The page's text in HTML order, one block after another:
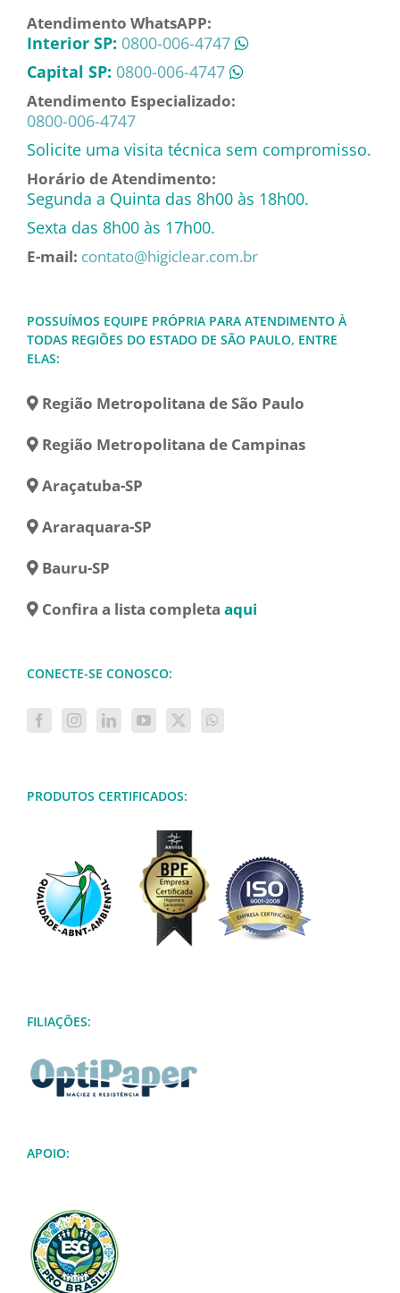
Atendimento WhatsAPP:
Interior SP: 0800-006-4747
Capital SP: 0800-006-4747
Atendimento Especializado:
0800-006-4747
Solicite uma visita técnica sem compromisso.
Horário de Atendimento:
Segunda a Quinta das 8h00 às 18h00.
Sexta das 8h00 às 17h00.
E-mail: contato@higiclear.com.br
POSSUÍMOS EQUIPE PRÓPRIA PARA ATENDIMENTO À
TODAS REGIÕES DO ESTADO DE SÃO PAULO, ENTRE
ELAS:
Região Metropolitana de São Paulo
Região Metropolitana de Campinas
Araçatuba-SP
Araraquara-SP
Bauru-SP
Confira a lista completa aqui
CONECTE-SE CONOSCO:
PRODUTOS CERTIFICADOS:
FILIAÇÕES:
APOIO: